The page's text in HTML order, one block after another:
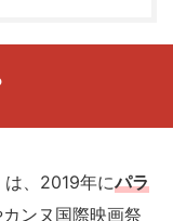
は、2019年にパラ
ンヌ国際映画祭